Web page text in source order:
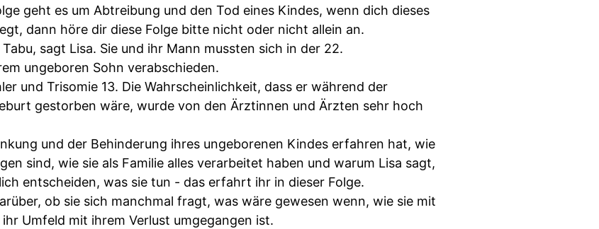
geht es um Abtreibung und den Tod eines Kindes, wenn dich dieses
dann höre dir diese Folge bitte nicht oder nicht allein an.
sagt Lisa. Sie und ihr Mann mussten sich in der 22.
ungeboren Sohn verabschieden.
und Trisomie 13. Die Wahrscheinlichkeit, dass er während der
gestorben wäre, wurde von den Ärztinnen und Ärzten sehr hoch
und der Behinderung ihres ungeborenen Kindes erfahren hat, wie
sind, wie sie als Familie alles verarbeitet haben und warum Lisa sagt,
entscheiden, was sie tun - das erfahrt ihr in dieser Folge.
ob sie sich manchmal fragt, was wäre gewesen wenn, wie sie mit
Umfeld mit ihrem Verlust umgegangen ist.